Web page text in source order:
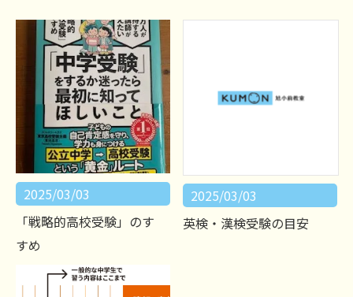
2025/03/03
「戦略的高校受験」のす
すめ
2025/03/03
英検・漢検受験の目安